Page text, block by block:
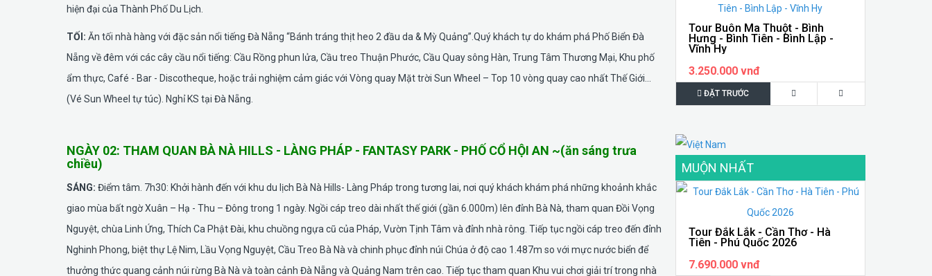
hiện đại của Thành Phố Du Lịch.
TỐI: Ăn tối nhà hàng với đặc sản nổi tiếng Đà Nẵng “Bánh tráng thịt heo 2 đầu da & Mỳ Quảng”.Quý khách tự do khám phá Phố Biển Đà
Nẵng về đêm với các cây cầu nổi tiếng: Cầu Rồng phun lửa, Cầu treo Thuận Phước, Cầu Quay sông Hàn, Trung Tâm Thương Mại, Khu phố
ẩm thực, Café - Bar - Discotheque, hoặc trải nghiệm cảm giác với Vòng quay Mặt trời Sun Wheel – Top 10 vòng quay cao nhất Thế Giới...
(Vé Sun Wheel tự túc). Nghỉ KS tại Đà Nẵng.
NGÀY 02: THAM QUAN BÀ NÀ HILLS - LÀNG PHÁP - FANTASY PARK - PHỐ CỔ HỘI AN ~(ăn sáng trưa
chiều)
SÁNG: Điểm tâm. 7h30: Khởi hành đến với khu du lịch Bà Nà Hills- Làng Pháp trong tương lai, nơi quý khách khám phá những khoảnh khắc
giao mùa bất ngờ Xuân – Hạ - Thu – Đông trong 1 ngày. Ngồi cáp treo dài nhất thế giới (gần 6.000m) lên đỉnh Bà Nà, tham quan Đồi Vọng
Nguyệt, chùa Linh Ứng, Thích Ca Phật Đài, khu chuồng ngựa cũ của Pháp, Vườn Tịnh Tâm và đỉnh nhà rông. Tiếp tục ngồi cáp treo đến đỉnh
Nghinh Phong, biệt thự Lệ Nim, Lầu Vọng Nguyệt, Cầu Treo Bà Nà và chinh phục đỉnh núi Chúa ở độ cao 1.487m so với mực nước biển để
thưởng thức quang cảnh núi rừng Bà Nà và toàn cảnh Đà Nẵng và Quảng Nam trên cao. Tiếp tục tham quan Khu vui chơi giải trí trong nhà
Tour Buôn Ma Thuột - Bình
Hưng - Bình Tiên - Bình Lập -
Vĩnh Hy
3.250.000 vnđ
ĐẶT TRƯỚC
MUỘN NHẤT
Tour Đắk Lắk - Cần Thơ - Hà
Tiên - Phú Quốc 2026
7.690.000 vnđ